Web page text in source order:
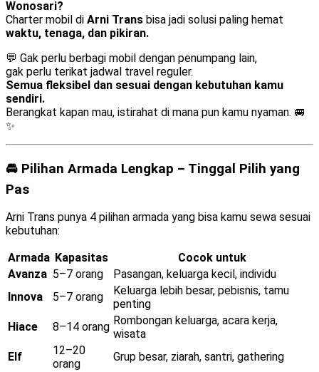
Wonosari?
Charter mobil di Arni Trans bisa jadi solusi paling hemat
waktu, tenaga, dan pikiran.
💬 Gak perlu berbagi mobil dengan penumpang lain,
gak perlu terikat jadwal travel reguler.
Semua fleksibel dan sesuai dengan kebutuhan kamu
sendiri.
Berangkat kapan mau, istirahat di mana pun kamu nyaman. 🚐
✨
🚘 Pilihan Armada Lengkap – Tinggal Pilih yang
Pas
Arni Trans punya 4 pilihan armada yang bisa kamu sewa sesuai
kebutuhan:
Armada Kapasitas
Cocok untuk
Avanza 5–7 orang
Pasangan, keluarga kecil, individu
Innova
5–7 orang
Keluarga lebih besar, pebisnis, tamu
penting
Hiace
8–14 orang Rombongan keluarga, acara kerja,
wisata
Elf
12–20
orang
Grup besar, ziarah, santri, gathering